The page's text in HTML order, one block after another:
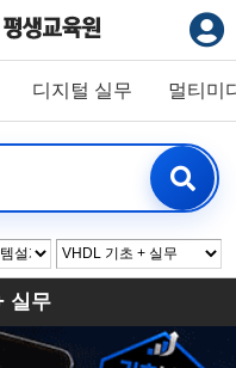
디지털 실무 멀티미
실무